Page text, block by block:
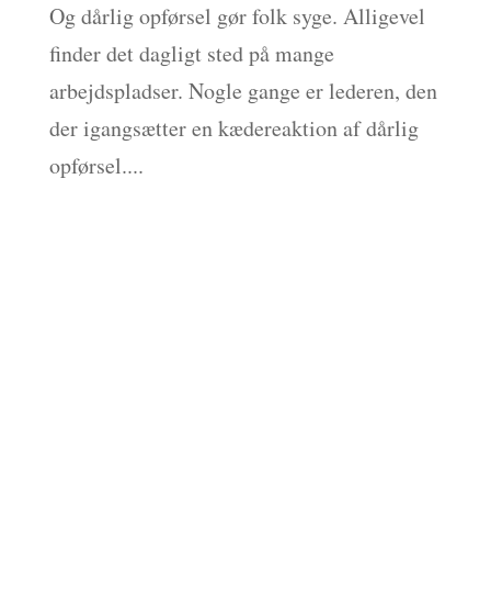
Og dårlig opførsel gør folk syge. Alligevel
finder det dagligt sted på mange
arbejdspladser. Nogle gange er lederen, den
der igangsætter en kædereaktion af dårlig
opførsel....